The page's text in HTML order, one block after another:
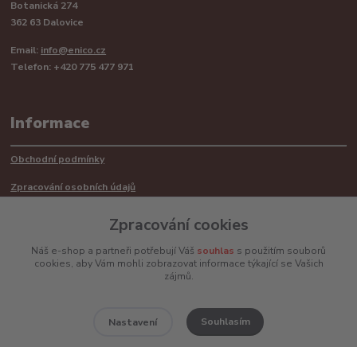
Botanická 274
362 63 Dalovice
Email: info@enico.cz
Telefon: +420 775 477 971
Informace
Obchodní podmínky
Zpracování osobních údajů
Mimosoudní řešení sporů ADR
Zpracování cookies
Náš e-shop a partneři potřebují Váš souhlas s použitím souborů
cookies, aby Vám mohli zobrazovat informace týkající se Vašich
zájmů.
Nastavení Souhlasím